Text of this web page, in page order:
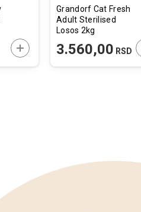
DODAJTE U KORPU
Grandorf Cat Fresh
Adult Sterilised
Losos 2kg
3.560,00 RSD